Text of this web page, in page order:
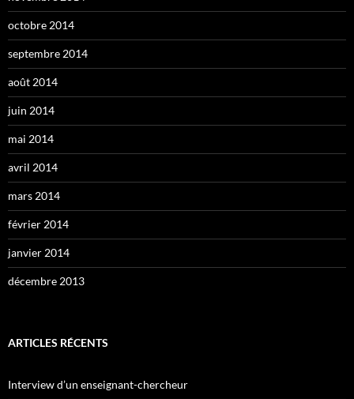
octobre 2014
septembre 2014
août 2014
juin 2014
mai 2014
avril 2014
mars 2014
février 2014
janvier 2014
décembre 2013
ARTICLES RÉCENTS
Interview d’un enseignant-chercheur